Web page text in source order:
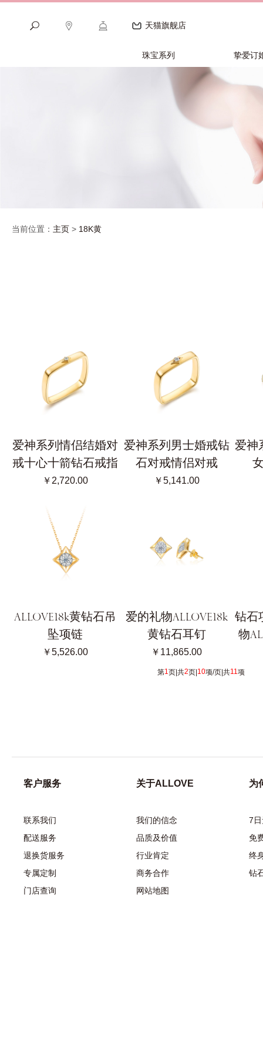
天猫旗舰店
珠宝系列 挚爱订
当前位置： 主页 > 18K黄
爱神系列情侣结婚对
戒十心十箭钻石戒指
￥2,720.00
爱神系列男士婚戒钻
石对戒情侣对戒
￥5,141.00
爱神
ALLOVE18k黄钻石吊
坠项链
￥5,526.00
爱的礼物ALLOVE18k
黄钻石耳钉
￥11,865.00
钻石
物
第1页|共2页|10项/页|共11项 [
客户服务
联系我们
配送服务
退换货服务
专属定制
门店查询
关于ALLOVE
我们的信念
品质及价值
行业肯定
商务合作
网站地图
为
7
免
终
钻